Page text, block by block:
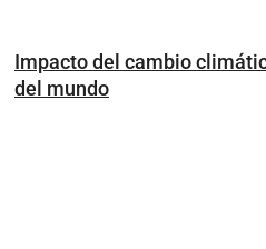
Impacto del cambio
del mundo